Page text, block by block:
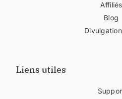
Affiliés
Blog
Liens utiles